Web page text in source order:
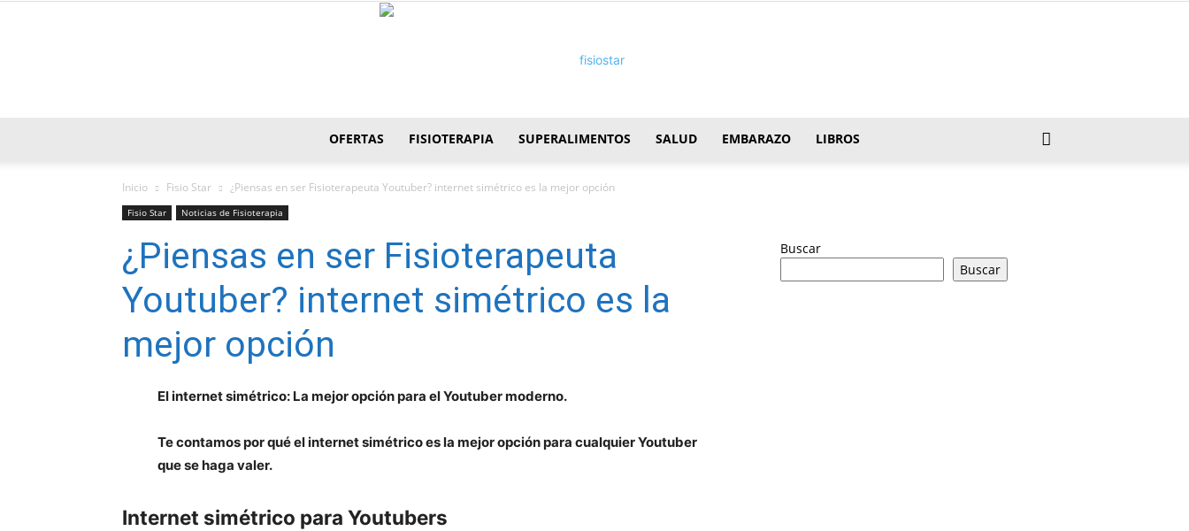
OFERTAS FISIOTERAPIA SUPERALIMENTOS SALUD EMBARAZO LIBROS
Inicio Fisio Star ¿Piensas en ser Fisioterapeuta Youtuber? internet simétrico es la mejor opción
Fisio Star Noticias de Fisioterapia
¿Piensas en ser Fisioterapeuta
Youtuber? internet simétrico es la
mejor opción
El internet simétrico: La mejor opción para el Youtuber moderno.
Te contamos por qué el internet simétrico es la mejor opción para cualquier Youtuber
que se haga valer.
Internet simétrico para Youtubers
Buscar
Buscar